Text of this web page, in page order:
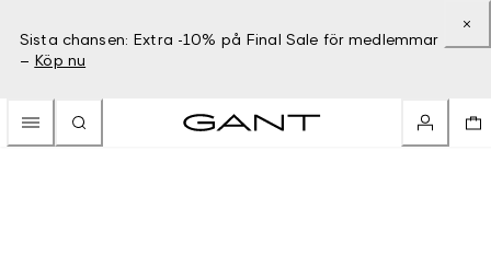
Sista chansen: Extra -10% på Final Sale för medlemmar
– Köp nu